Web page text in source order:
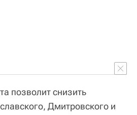
позволит снизить
Дмитровского и